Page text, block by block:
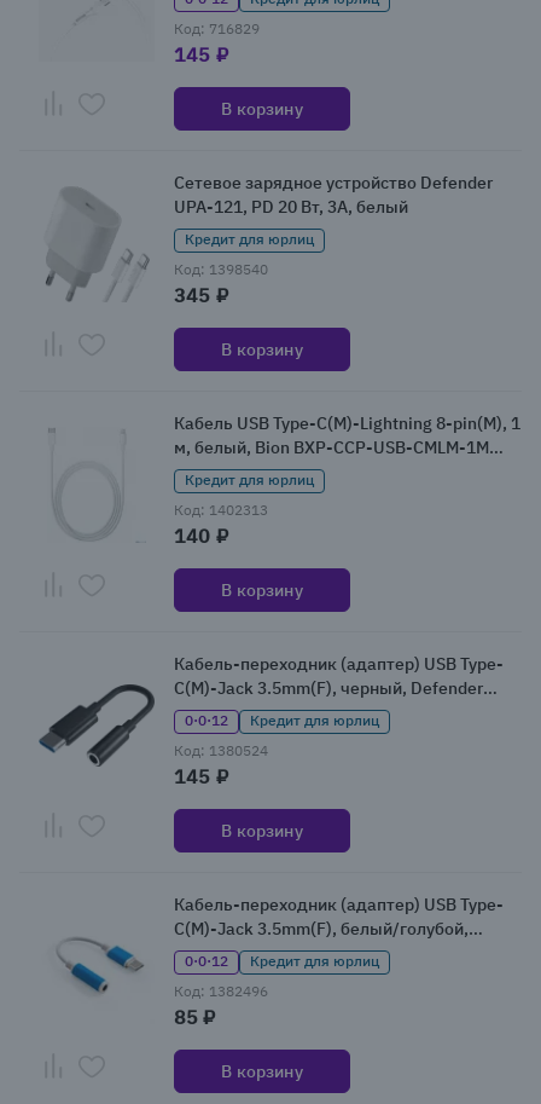
Код: 716829
145 ₽
В корзину
Сетевое зарядное устройство Defender
UPA-121, PD 20 Вт, 3А, белый
Кредит для юрлиц
Код: 1398540
345 ₽
В корзину
Кабель USB Type-C(M)-Lightning 8-pin(M), 1
м, белый, Bion BXP-CCP-USB-CMLM-1M
(BXP-CCP-USB-CMLM-1M)
Кредит для юрлиц
Код: 1402313
140 ₽
В корзину
Кабель-переходник (адаптер) USB Type-
C(M)-Jack 3.5mm(F), черный, Defender
JACK03-01 (87304)
0·0·12
Кредит для юрлиц
Код: 1380524
145 ₽
В корзину
Кабель-переходник (адаптер) USB Type-
C(M)-Jack 3.5mm(F), белый/голубой,
Exegate EX-CCA-UC3.5F-01 (EX296331RUS)
0·0·12
Кредит для юрлиц
Код: 1382496
85 ₽
В корзину